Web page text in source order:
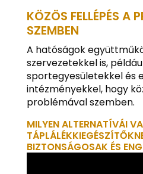
KÖZÖS FELLÉPÉS A
SZEMBEN
A hatóságok
szervezetekkel is,
sportegyesületekkel és
intézményekkel, hogy
problémával szemben.
MILYEN ALTERNATÍVÁI
BIZTONSÁGOSAK ÉS